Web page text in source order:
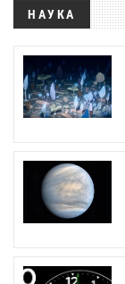
НАУКА